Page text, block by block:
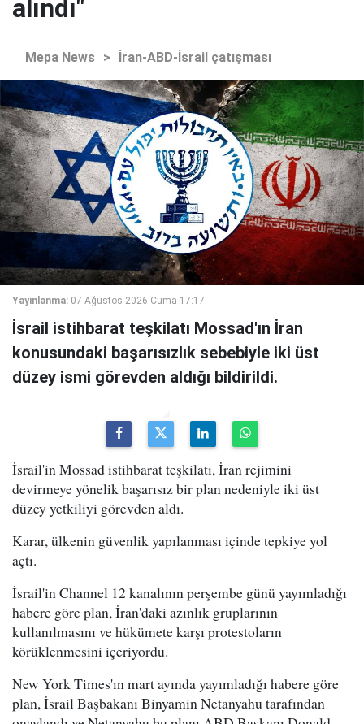
alındı"
Mepa News > İran-ABD-İsrail çatışması
Yayınlanma: 07 Ağustos 2026 Cuma 17:17
İsrail istihbarat teşkilatı Mossad'ın İran
konusundaki başarısızlık sebebiyle iki üst
düzey ismi görevden aldığı bildirildi.
İsrail'in Mossad istihbarat teşkilatı, İran rejimini
devirmeye yönelik başarısız bir plan nedeniyle iki üst
düzey yetkiliyi görevden aldı.
Karar, ülkenin güvenlik yapılanması içinde tepkiye yol
açtı.
İsrail'in Channel 12 kanalının perşembe günü yayımladığı
habere göre plan, İran'daki azınlık gruplarının
kullanılmasını ve hükümete karşı protestoların
körüklenmesini içeriyordu.
New York Times'ın mart ayında yayımladığı habere göre
plan, İsrail Başbakanı Binyamin Netanyahu tarafından